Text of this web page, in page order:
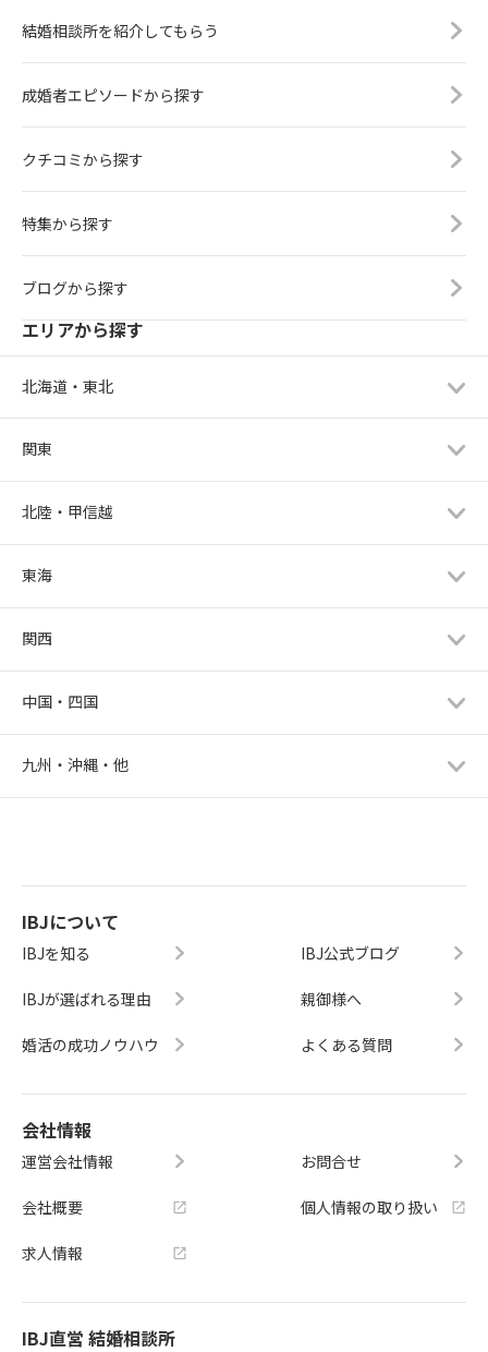
結婚相談所を紹介してもらう
成婚者エピソードから探す
クチコミから探す
特集から探す
ブログから探す
エリアから探す
北海道・東北
関東
北陸・甲信越
東海
関西
中国・四国
九州・沖縄・他
IBJについて
IBJを知る
IBJが選ばれる理由
婚活の成功ノウハウ
IBJ公式ブログ
親御様へ
よくある質問
会社情報
運営会社情報
会社概要
求人情報
お問合せ
個人情報の取り扱い
IBJ直営 結婚相談所